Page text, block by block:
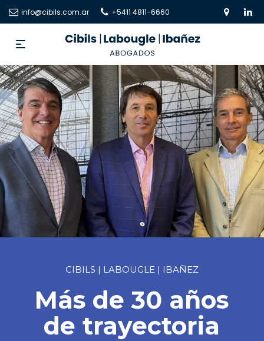
info@cibils.com.ar +5411 4811-6660
CIBILS | LABOUGLE | IBAÑEZ
Más de 30 años
de trayectoria